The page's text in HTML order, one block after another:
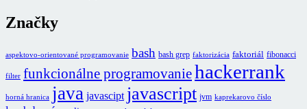
Značky
aspektovo-orientované programovanie bash bash grep faktorizácia faktoriál fibonacci
filter funkcionálne programovaniehackerrank
horná hranica java javascipt javascript jvm kaprekarovo číslo